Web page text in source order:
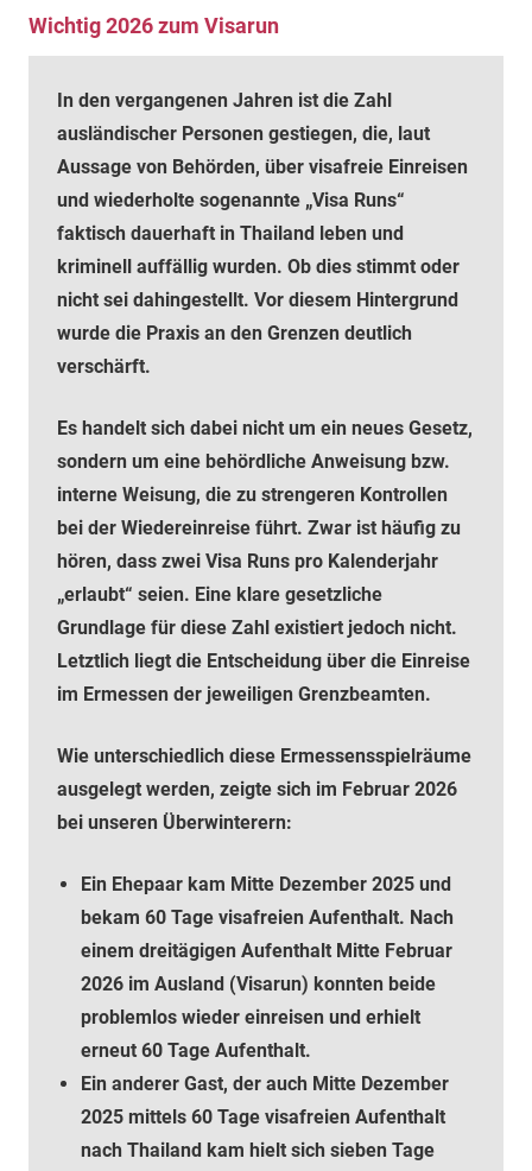
Wichtig 2026 zum Visarun
In den vergangenen Jahren ist die Zahl
ausländischer Personen gestiegen, die, laut
Aussage von Behörden, über visafreie Einreisen
und wiederholte sogenannte „Visa Runs“
faktisch dauerhaft in Thailand leben und
kriminell auffällig wurden. Ob dies stimmt oder
nicht sei dahingestellt. Vor diesem Hintergrund
wurde die Praxis an den Grenzen deutlich
verschärft.
Es handelt sich dabei nicht um ein neues Gesetz,
sondern um eine behördliche Anweisung bzw.
interne Weisung, die zu strengeren Kontrollen
bei der Wiedereinreise führt. Zwar ist häufig zu
hören, dass zwei Visa Runs pro Kalenderjahr
„erlaubt“ seien. Eine klare gesetzliche
Grundlage für diese Zahl existiert jedoch nicht.
Letztlich liegt die Entscheidung über die Einreise
im Ermessen der jeweiligen Grenzbeamten.
Wie unterschiedlich diese Ermessensspielräume
ausgelegt werden, zeigte sich im Februar 2026
bei unseren Überwinterern:
Ein Ehepaar kam Mitte Dezember 2025 und
bekam 60 Tage visafreien Aufenthalt. Nach
einem dreitägigen Aufenthalt Mitte Februar
2026 im Ausland (Visarun) konnten beide
problemlos wieder einreisen und erhielt
erneut 60 Tage Aufenthalt.
Ein anderer Gast, der auch Mitte Dezember
2025 mittels 60 Tage visafreien Aufenthalt
nach Thailand kam hielt sich sieben Tage